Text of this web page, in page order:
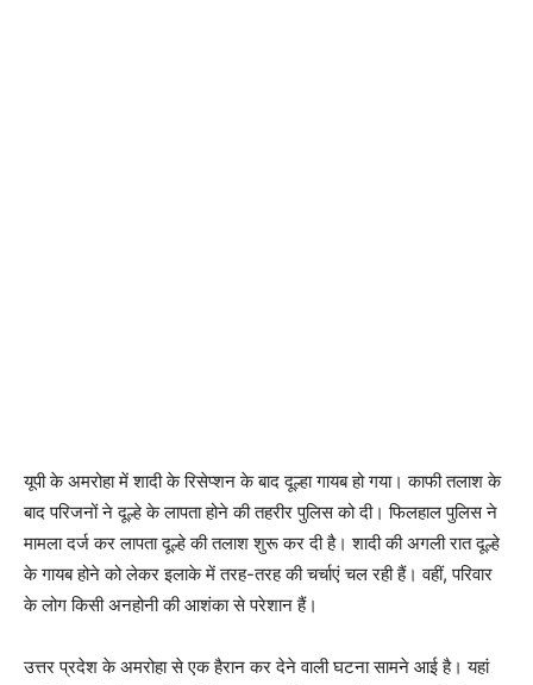
यूपी के अमरोहा में शादी के रिसेप्शन के बाद दूल्हा गायब हो गया। काफी तलाश के
बाद परिजनों ने दूल्हे के लापता होने की तहरीर पुलिस को दी। फिलहाल पुलिस ने
मामला दर्ज कर लापता दूल्हे की तलाश शुरू कर दी है। शादी की अगली रात दूल्हे
के गायब होने को लेकर इलाके में तरह-तरह की चर्चाएं चल रही हैं। वहीं, परिवार
के लोग किसी अनहोनी की आशंका से परेशान हैं।
उत्तर प्रदेश के अमरोहा से एक हैरान कर देने वाली घटना सामने आई है। यहां